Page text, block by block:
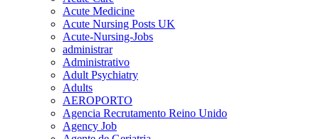
Acute Medicine
Acute Nursing Posts UK
Acute-Nursing-Jobs
administrar
Administrativo
Adult Psychiatry
Adults
AEROPORTO
Agencia Recrutamento Reino Unido
Agency Job